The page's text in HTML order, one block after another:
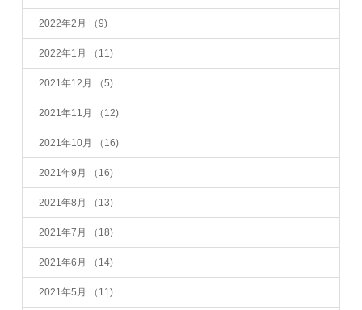
2022年2月 （9)
2022年1月 （11)
2021年12月 （5)
2021年11月 （12)
2021年10月 （16)
2021年9月 （16)
2021年8月 （13)
2021年7月 （18)
2021年6月 （14)
2021年5月 （11)